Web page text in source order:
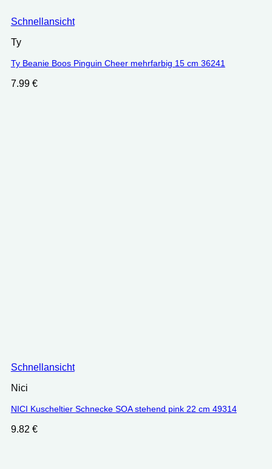
Schnellansicht
Ty
Ty Beanie Boos Pinguin Cheer mehrfarbig 15 cm 36241
7.99 €
Schnellansicht
Nici
NICI Kuscheltier Schnecke SOA stehend pink 22 cm 49314
9.82 €